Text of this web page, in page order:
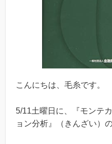
こんにちは、毛糸です。
5/11土曜日に、『モンテ
ョン分析』（きんざい）